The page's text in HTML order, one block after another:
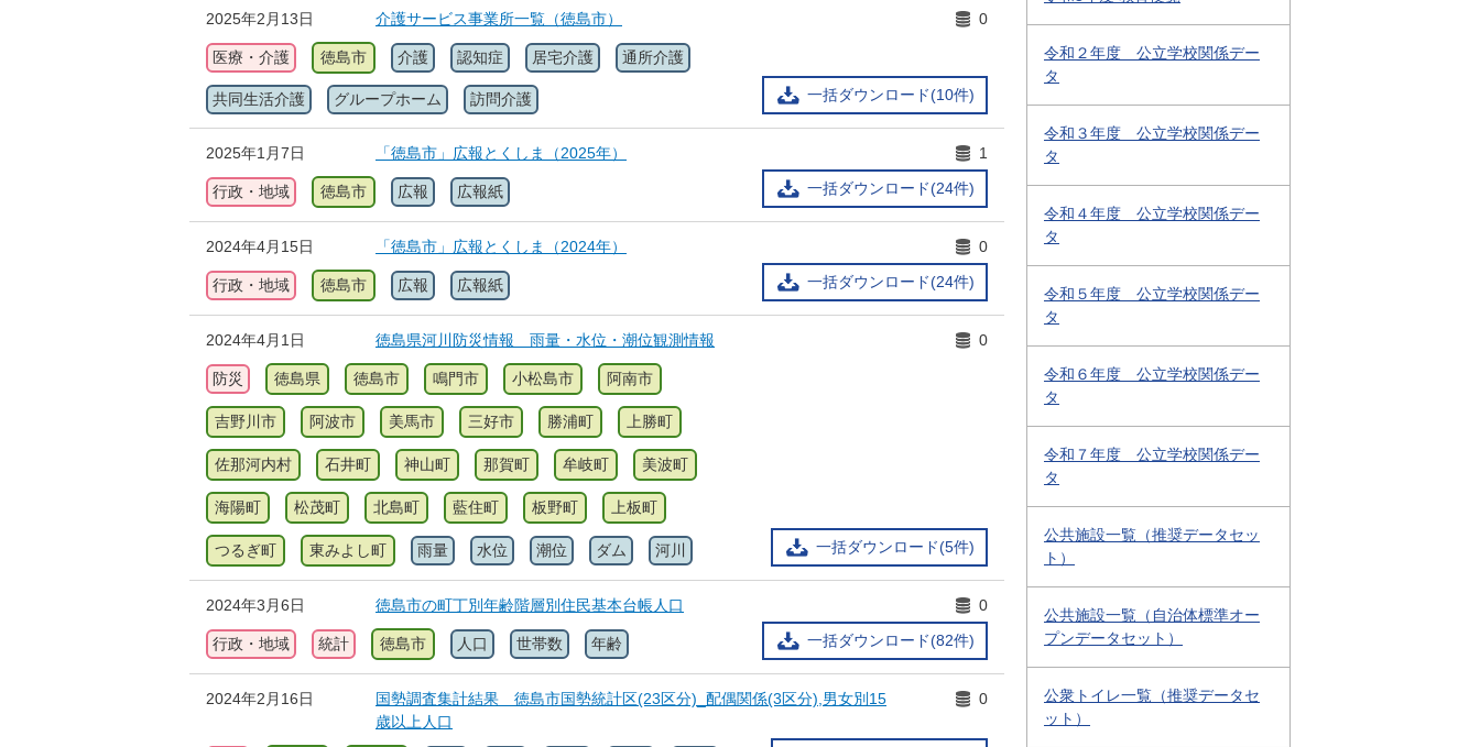
2025年2月13日 介護サービス事業所一覧（徳島市）
一括ダウンロード(10件)
0
医療・介護 徳島市 介護 認知症 居宅介護 通所介護
共同生活介護 グループホーム 訪問介護
2025年1月7日
「徳島市」広報とくしま（2025年）
一括ダウンロード(24件)
1
行政・地域 徳島市 広報 広報紙
2024年4月15日
「徳島市」広報とくしま（2024年）
一括ダウンロード(24件)
0
行政・地域 徳島市 広報 広報紙
2024年4月1日 徳島県河川防災情報 雨量・水位・潮位観測情報
一括ダウンロード(5件)
0
防災 徳島県 徳島市 鳴門市 小松島市 阿南市
吉野川市 阿波市 美馬市 三好市 勝浦町 上勝町
佐那河内村 石井町 神山町 那賀町 牟岐町 美波町
海陽町 松茂町 北島町 藍住町 板野町 上板町
つるぎ町 東みよし町 雨量 水位 潮位 ダム 河川
2024年3月6日
徳島市の町丁別年齢階層別住民基本台帳人口
一括ダウンロード(82件)
0
行政・地域 統計 徳島市 人口 世帯数 年齢
2024年2月16日
国勢調査集計結果 徳島市国勢統計区(23区分)_配偶関係(3区分),男女別15
歳以上人口
0
令和２年度 公立学校関係デー
タ
令和３年度 公立学校関係デー
タ
令和４年度 公立学校関係デー
タ
令和５年度 公立学校関係デー
タ
令和６年度 公立学校関係デー
タ
令和７年度 公立学校関係デー
タ
公共施設一覧（推奨データセッ
ト）
公共施設一覧（自治体標準オー
プンデータセット）
公衆トイレ一覧（推奨データセ
ット）